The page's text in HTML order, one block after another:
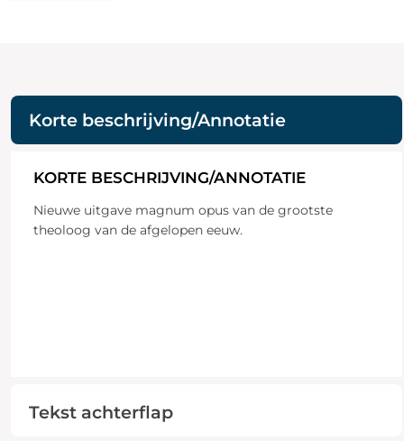
Korte beschrijving/Annotatie
KORTE BESCHRIJVING/ANNOTATIE
Nieuwe uitgave magnum opus van de grootste
theoloog van de afgelopen eeuw.
Tekst achterflap